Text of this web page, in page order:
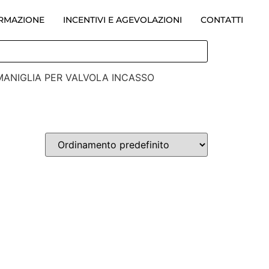
INCENTIVI E AGEVOLAZIONI CONTATTI
PER VALVOLA INCASSO